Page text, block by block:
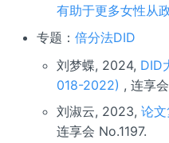
有助于更多女性从
专题： 倍分法DID
刘梦蝶, 2024, DID
018-2022) , 连享
刘淑云, 2023,论
连享会 No.1197.